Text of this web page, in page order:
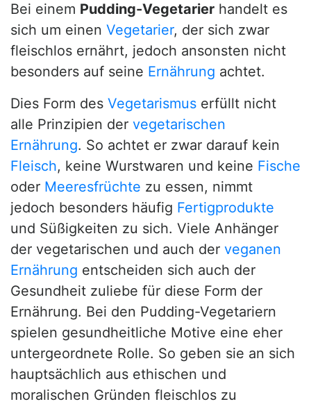
Bei einem Pudding-Vegetarier handelt es
sich um einen Vegetarier, der sich zwar
fleischlos ernährt, jedoch ansonsten nicht
besonders auf seine Ernährung achtet.
Dies Form des Vegetarismus erfüllt nicht
alle Prinzipien der vegetarischen
Ernährung. So achtet er zwar darauf kein
Fleisch, keine Wurstwaren und keine Fische
oder Meeresfrüchte zu essen, nimmt
jedoch besonders häufig Fertigprodukte
und Süßigkeiten zu sich. Viele Anhänger
der vegetarischen und auch der veganen
Ernährung entscheiden sich auch der
Gesundheit zuliebe für diese Form der
Ernährung. Bei den Pudding-Vegetariern
spielen gesundheitliche Motive eine eher
untergeordnete Rolle. So geben sie an sich
hauptsächlich aus ethischen und
moralischen Gründen fleischlos zu